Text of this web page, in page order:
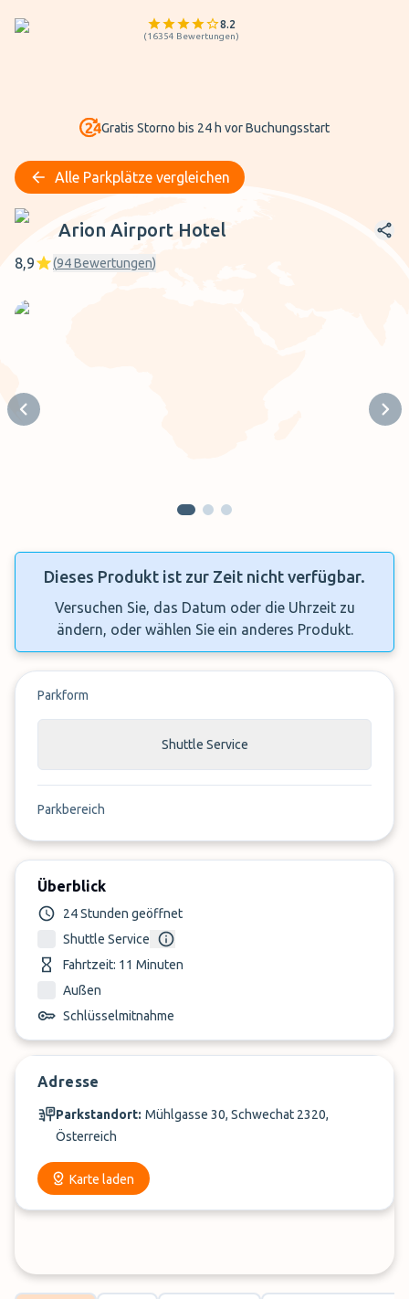
8.2
(16354 Bewertungen)
Gratis Storno bis 24 h vor Buchungsstart
Alle Parkplätze vergleichen
Arion Airport Hotel
Arion Airport Hotel
8,9 (94Bewertungen)
Previous slide
Dieses Produkt ist zur Zeit nicht verfügbar.
Versuchen Sie, das Datum oder die Uhrzeit zu
ändern, oder wählen Sie ein anderes Produkt.
Parkform
Shuttle Service
Parkbereich
Überblick
24 Stunden geöffnet
Shuttle Service
Fahrtzeit: 11 Minuten
Außen
Schlüsselmitnahme
Adresse
Parkstandort: Mühlgasse 30, Schwechat 2320,
Österreich
Karte laden